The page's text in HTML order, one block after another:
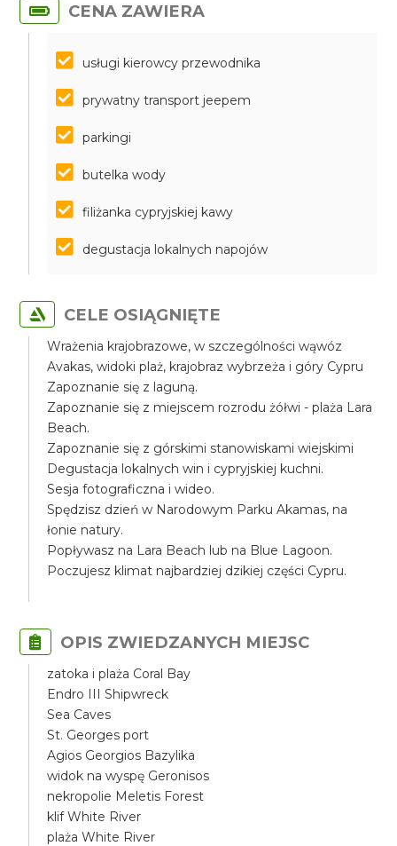
CENA ZAWIERA
usługi kierowcy przewodnika
prywatny transport jeepem
parkingi
butelka wody
filiżanka cypryjskiej kawy
degustacja lokalnych napojów
CELE OSIĄGNIĘTE
Wrażenia krajobrazowe, w szczególności wąwóz
Avakas, widoki plaż, krajobraz wybrzeża i góry Cypru
Zapoznanie się z laguną.
Zapoznanie się z miejscem rozrodu żółwi - plaża Lara
Beach.
Zapoznanie się z górskimi stanowiskami wiejskimi
Degustacja lokalnych win i cypryjskiej kuchni.
Sesja fotograficzna i wideo.
Spędzisz dzień w Narodowym Parku Akamas, na
łonie natury.
Popływasz na Lara Beach lub na Blue Lagoon.
Poczujesz klimat najbardziej dzikiej części Cypru.
OPIS ZWIEDZANYCH MIEJSC
zatoka i plaża Coral Bay
Endro III Shipwreck
Sea Caves
St. Georges port
Agios Georgios Bazylika
widok na wyspę Geronisos
nekropolie Meletis Forest
klif White River
plaża White River